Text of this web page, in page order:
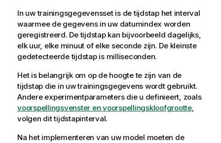
In uw trainingsgegevensset is de tijdstap het interval
waarmee de gegevens in uw datumindex worden
geregistreerd. De tijdstap kan bijvoorbeeld dagelijks,
elk uur, elke minuut of elke seconde zijn. De kleinste
gedetecteerde tijdstap is milliseconden.
Het is belangrijk om op de hoogte te zijn van de
tijdstap die in uw trainingsgegevens wordt gebruikt.
Andere experimentparameters die u definieert, zoals
voorspellingsvenster en voorspellingskloofgrootte,
volgen dit tijdstapinterval.
Na het implementeren van uw model moeten de